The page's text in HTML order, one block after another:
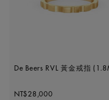
De Beers RVL 黃金戒指
Original price
NT$28,000